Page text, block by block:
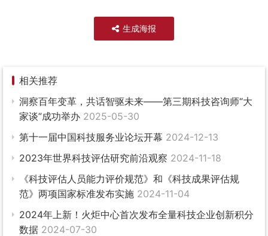
生成海报
相关推荐
洞察百年变革，共话智驱未来——第三期科技咨询师“大
家谈”成功举办 2025-05-30
第十一届中国科技服务业论坛开幕 2024-12-13
2023年世界科技评估研究前沿观察 2024-11-18
《科技评估人员能力评价规范》和《科技成果评估规
范》两项国家标准发布实施 2024-11-04
2024年上新！火炬中心首次发布全量科技企业创新积分
数据 2024-07-30